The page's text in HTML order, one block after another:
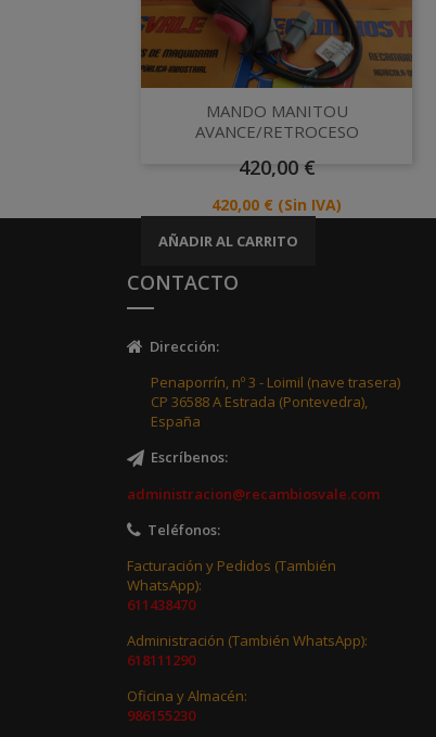
Vista rápida
MANDO MANITOU
AVANCE/RETROCESO
Precio
420,00 €
Precio
420,00 € (Sin IVA)
AÑADIR AL CARRITO
CONTACTO
Dirección:
Penaporrín, nº 3 - Loimil (nave trasera)
CP 36588 A Estrada (Pontevedra),
España
Escríbenos:
administracion@recambiosvale.com
Teléfonos:
Facturación y Pedidos (También
WhatsApp):
611438470
Administración (También WhatsApp):
618111290
Oficina y Almacén:
986155230